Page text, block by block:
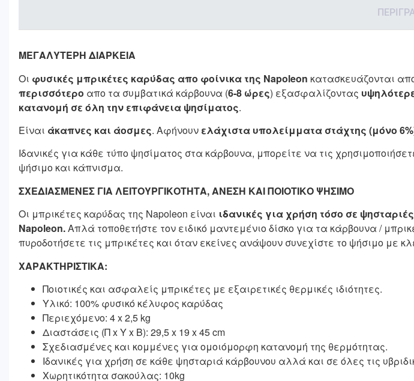
ΜΕΓΑΛΥΤΕΡΗ ΔΙΑΡΚΕΙΑ
Οι φυσικές μπρικέτες καρύδας απο φοίνικα της Napoleon κατασκευάζονται
περισσότερο απο τα συμβατικά κάρβουνα (6-8 ώρες) εξασφαλίζοντας
κατανομή σε όλη την επιφάνεια ψησίματος.
Είναι άκαπνες και άοσμες. Αφήνουν ελάχιστα υπολείμματα στάχτης (μόνο
Ιδανικές για κάθε τύπο ψησίματος στα κάρβουνα, μπορείτε να τις
ψήσιμο και κάπνισμα.
ΣΧΕΔΙΑΣΜΕΝΕΣ ΓΙΑ ΛΕΙΤΟΥΡΓΙΚΟΤΗΤΑ, ΑΝΕΣΗ ΚΑΙ ΠΟΙΟΤΙΚΟ ΨΗΣΙΜΟ
Οι μπρικέτες καρύδας της Napoleon είναι ιδανικές για χρήση τόσο σε
Napoleon.Απλά τοποθετήστε τον ειδικό μαντεμένιο δίσκο για τα κάρβουνα /
πυροδοτήσετε τις μπρικέτες και όταν εκείνες ανάψουν συνεχίστε το ψήσιμο με
ΧΑΡΑΚΤΗΡΙΣΤΙΚΑ:
Ποιοτικές και ασφαλείς μπρικέτες με εξαιρετικές θερμικές ιδιότητες.
Υλικό: 100% φυσικό κέλυφος καρύδας
Περιεχόμενο: 4 x 2,5 kg
Διαστάσεις (Π x Υ x Β): 29,5 x 19 x 45 cm
Σχεδιασμένες και κομμένες για ομοιόμορφη κατανομή της θερμότητας.
Ιδανικές για χρήση σε κάθε ψησταριά κάρβουνου αλλά και σε όλες τις
Χωρητικότητα σακούλας: 10kg